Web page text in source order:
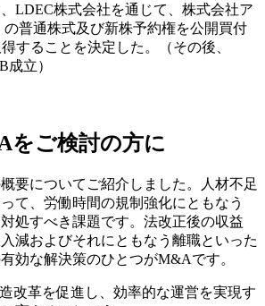
、LDEC株式会社を通じて、株式会社ア
の普通株式及び新株予約権を公開買付
することを決定した。（その後、
成立）
をご検討の方に
要についてご紹介しました。人材不足
て、労働時間の規制強化にともなう
処すべき課題です。法改正後の収益
減およびそれにともなう離職といった
効な解決策のひとつがM&Aです。
改革を促進し、効率的な運営を実現す